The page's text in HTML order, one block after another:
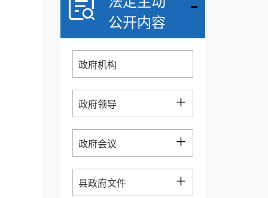
公开内容
政府机构
政府领导 +
政府会议 +
县政府文件 +